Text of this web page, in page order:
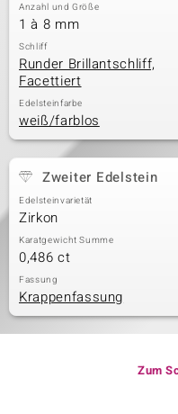
Anzahl und Größe
1 à 8 mm
Schliff
Runder Brillantschliff,
Facettiert
Edelsteinfarbe
weiß/farblos
Zweiter Edelstein
Edelsteinvarietät
Zirkon
Karatgewicht Summe
0,486 ct
Fassung
Krappenfassung
Zum